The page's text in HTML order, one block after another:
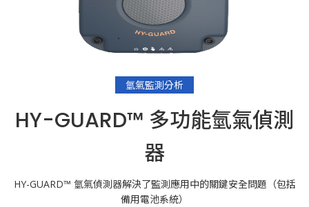
氫氣監測分析
HY-GUARD™ 多功能氫氣偵測
器
HY-GUARD™ 氫氣偵測器解決了監測應用中的關鍵安全問題（包括
備用電池系統）